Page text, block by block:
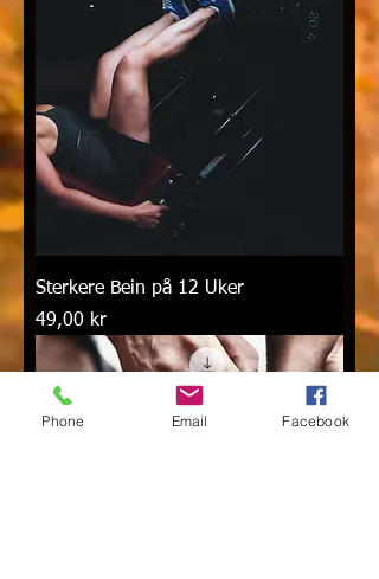
Sterkere Bein på 12 Uker
Pris
49,00 kr
Phone Email Facebook